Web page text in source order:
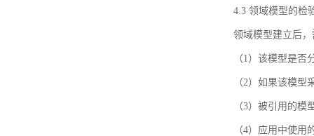
4.3 领域模型的检
领域模型建立后
（1）该模型是
（2）如果该模
（3）被引用的模
（4）应用中使用